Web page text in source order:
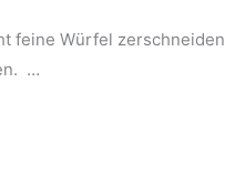
feine Würfel zerschneiden
…